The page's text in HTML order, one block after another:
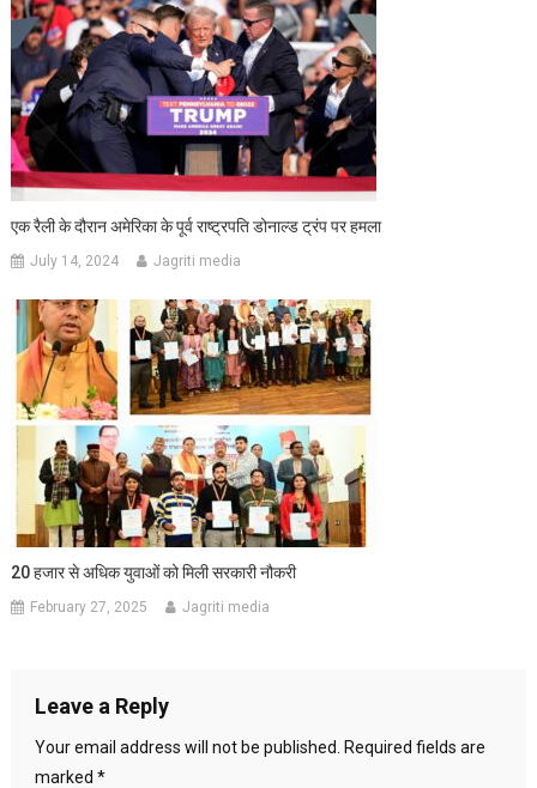
एक रैली के दौरान अमेरिका के पूर्व राष्ट्रपति डोनाल्ड ट्रंप पर हमला
July 14, 2024 Jagriti media
20 हजार से अधिक युवाओं को मिली सरकारी नौकरी
February 27, 2025 Jagriti media
Leave a Reply
Your email address will not be published.
Required fields are
marked *